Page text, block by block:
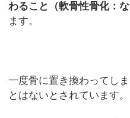
わること（軟骨性骨化：
ます。
一度骨に置き換わってし
とはないとされています。